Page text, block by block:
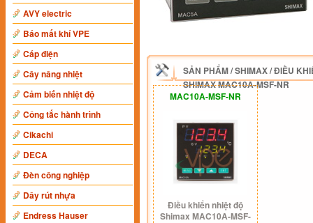
AVY electric
Báo mất khí VPE
Cáp điện
Cây nâng nhiệt
Cảm biến nhiệt độ
Công tắc hành trình
Cikachi
DECA
Đèn công nghiệp
Dây rút nhựa
Endress Hauser
SẢN PHẨM/SHIMAX/ĐIỀU
SHIMAX MAC10A-MSF-NR
MAC10A-MSF-NR
Điều khiển nhiệt độ
Shimax MAC10A-MSF-